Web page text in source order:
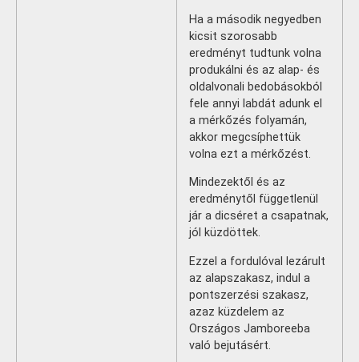
Ha a második negyedben
kicsit szorosabb
eredményt tudtunk volna
produkálni és az alap- és
oldalvonali bedobásokból
fele annyi labdát adunk el
a mérkőzés folyamán,
akkor megcsíphettük
volna ezt a mérkőzést.
Mindezektől és az
eredménytől függetlenül
jár a dicséret a csapatnak,
jól küzdöttek.
Ezzel a fordulóval lezárult
az alapszakasz, indul a
pontszerzési szakasz,
azaz küzdelem az
Országos Jamboreeba
való bejutásért.